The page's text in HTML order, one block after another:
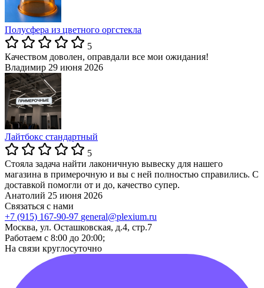
Полусфера из цветного оргстекла
5
Качеством доволен, оправдали все мои ожидания!
Владимир 29 июня 2026
Лайтбокс стандартный
5
Стояла задача найти лаконичную вывеску для нашего
магазина в примерочную и вы с ней полностью справились. С
доставкой помогли от и до, качество супер.
Анатолий 25 июня 2026
Связаться с нами
+7 (915) 167-90-97 general@plexium.ru
Москва, ул. Осташковская, д.4, стр.7
Работаем с 8:00 до 20:00;
На связи круглосуточно